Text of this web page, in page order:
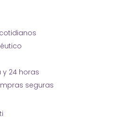
24 horas
seguras